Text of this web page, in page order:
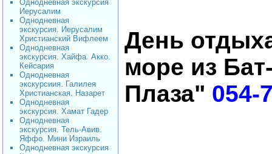
Однодневная экскурсия
Иерусалим
Однодневная
экскурсия. Иерусалим
Христианский Вифлеем
Однодневная
экскурсия. Хайфа. Акко.
Кейсария
Однодневная
экскурсиия. Галилея
Христианская. Назарет
Однодневная
экскурсия. Хамат Гадер
Однодневная
экскурсия. Тель-Авив.
Яффо. Мини Израиль
Однодневная экскурсия
День
море из
Плаза" 054-